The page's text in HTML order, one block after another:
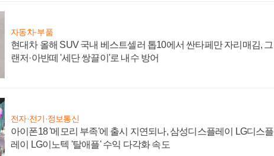
자동차·부품
현대차 올해 SUV 국내 베스트셀러 톱10에서 싼타페만 자리매김, 그
랜저·아반떼 '세단 쌍끌이'로 내수 방어
전자·전기·정보통신
아이폰18 '메모리 부족'에 출시 지연되나, 삼성디스플레이 LG디스플
레이 LG이노텍 '탈애플' 수익 다각화 속도